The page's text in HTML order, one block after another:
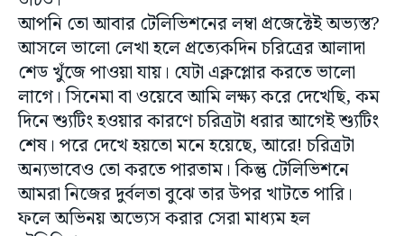
আপনি তো আবার টেলিভিশনের লম্বা প্রজেক্টেই অভ্যস্ত?
আসলে ভালো লেখা হলে প্রত্যেকদিন চরিত্রের আলাদা
শেড খুঁজে পাওয়া যায়। যেটা এক্লপ্লোর করতে ভালো
লাগে। সিনেমা বা ওয়েবে আমি লক্ষ্য করে দেখেছি, কম
দিনে শ্যুটিং হওয়ার কারণে চরিত্রটা ধরার আগেই শ্যুটিং
শেষ। পরে দেখে হয়তো মনে হয়েছে, আরে! চরিত্রটা
অন্যভাবেও তো করতে পারতাম। কিন্তু টেলিভিশনে
আমরা নিজের দুর্বলতা বুঝে তার উপর খাটতে পারি।
ফলে অভিনয় অভ্যেস করার সেরা মাধ্যম হল